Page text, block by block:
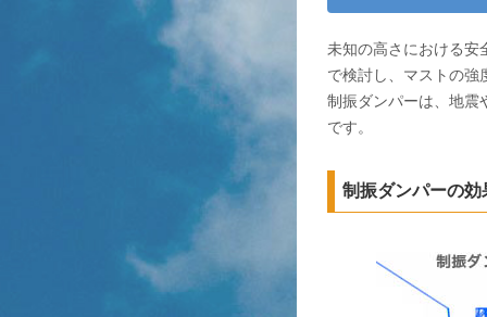
未知の高さにおける安
で検討し、マストの強
制振ダンパーは、地震
です。
制振ダンパーの効